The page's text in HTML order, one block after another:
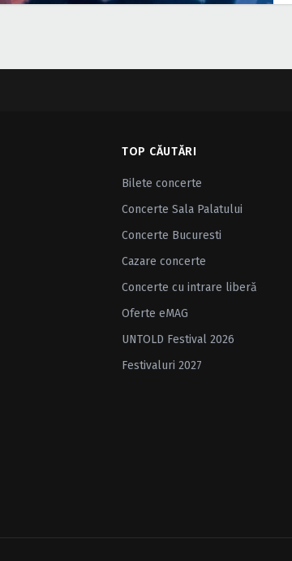
TOP CĂUTĂRI
Bilete concerte
Concerte Sala Palatului
Concerte Bucuresti
Cazare concerte
Concerte cu intrare liberă
Oferte eMAG
UNTOLD Festival 2026
Festivaluri 2027